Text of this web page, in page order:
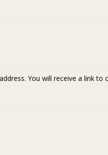
You will receive a link to